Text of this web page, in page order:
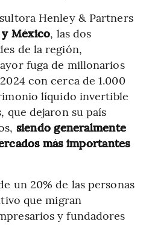
Henley & Partners
y México, las dos
de la región,
fuga de millonarios
con cerca de 1.000
líquido invertible
que dejaron su país
siendo generalmente
más importantes
un 20% de las personas
que migran
y fundadores